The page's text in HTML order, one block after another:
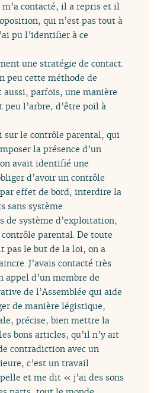
m’a contacté, il a repris et il
qui n’est pas tout à
pu l’identifier à ce
une stratégie de contact.
peu cette méthode de
aussi, parfois, une manière
peu l’arbre, d’être poil à
sur le contrôle parental, qui
la présence d’un
avait identifié une
d’avoir un contrôle
effet de bord, interdire la
sans système
de système d’exploitation,
parental. De toute
pas le but de la loi, on a
J’avais contacté très
appel d’un membre de
de l’Assemblée qui aide
de manière légistique,
précise, bien mettre la
bons articles, qu’il n’y ait
contradiction avec un
c’est un travail
et me dit « j’ai des sons